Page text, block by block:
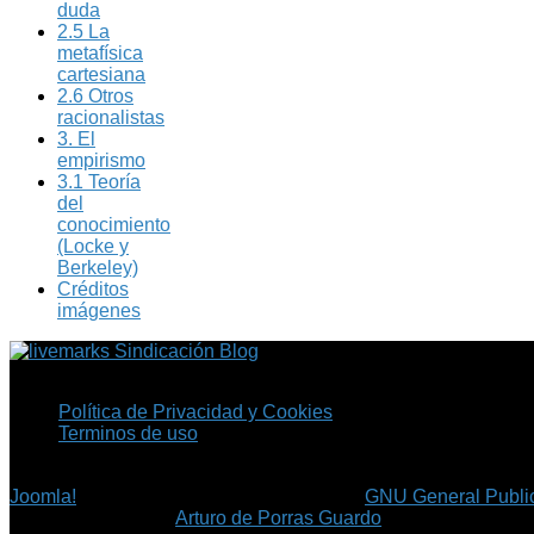
duda
2.5 La
metafísica
cartesiana
2.6 Otros
racionalistas
3. El
empirismo
3.1 Teoría
del
conocimiento
(Locke y
Berkeley)
Créditos
imágenes
Sindicación Blog
Política de Privacidad y Cookies
Terminos de uso
Joomla!
GNU General
©Arturo de Porras Guardo